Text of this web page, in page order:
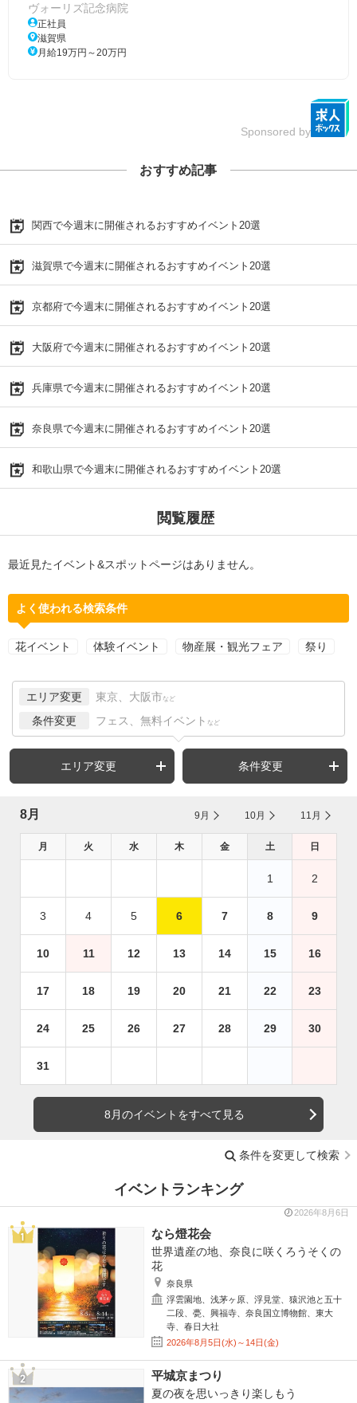
ヴォーリズ記念病院
正社員
滋賀県
月給19万円～20万円
Sponsored by
おすすめ記事
関西で今週末に開催されるおすすめイベント20選
滋賀県で今週末に開催されるおすすめイベント20選
京都府で今週末に開催されるおすすめイベント20選
大阪府で今週末に開催されるおすすめイベント20選
兵庫県で今週末に開催されるおすすめイベント20選
奈良県で今週末に開催されるおすすめイベント20選
和歌山県で今週末に開催されるおすすめイベント20選
閲覧履歴
最近見たイベント&スポットページはありません。
よく使われる検索条件
花イベント 体験イベント 物産展・観光フェア 祭り
エリア変更 東京、大阪市 など
条件変更 フェス、無料イベント など
エリア変更 条件変更
8月 9月 10月 11月
月 火 水 木 金 土 日
1 2
3 4 5 6 7 8 9
10 11 12 13 14 15 16
17 18 19 20 21 22 23
24 25 26 27 28 29 30
31
8月のイベントをすべて見る
条件を変更して検索
イベントランキング
2026年8月6日
なら燈花会
世界遺産の地、奈良に咲くろうそくの
花
奈良県
浮雲園地、浅茅ヶ原、浮見堂、猿沢池と五十
二段、甍、興福寺、奈良国立博物館、東大
寺、春日大社
2026年8月5日(水)～14日(金)
平城京まつり
夏の夜を思いっきり楽しもう